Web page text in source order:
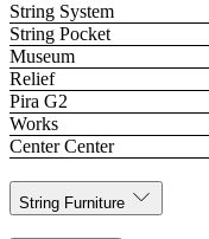
String System
String Pocket
Museum
Relief
Pira G2
Works
Center Center
String Furniture